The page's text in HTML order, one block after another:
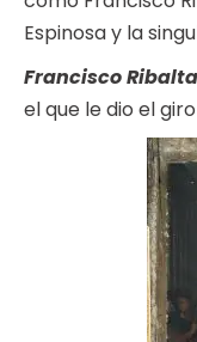
Espinosa y la
Francisco Ribalta
el que le dio el